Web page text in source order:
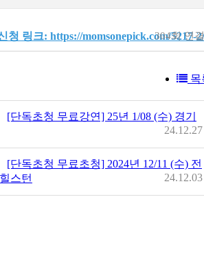
청 링크: https://momsonepick.com/5217-2/
304회 연결
목
[단독초청 무료강연] 25년 1/08 (수) 경기
24.12.27
[단독초청 무료초청] 2024년 12/11 (수) 전
스턴
24.12.03